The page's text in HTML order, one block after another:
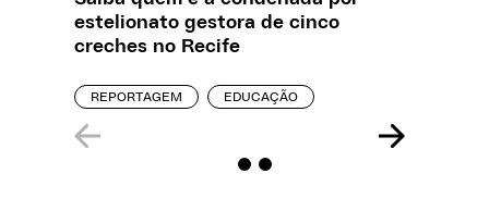
estelionato gestora de cinco
creches no Recife
REPORTAGEM EDUCAÇÃO